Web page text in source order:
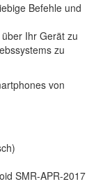
Befehle und
Ihr Gerät zu
zu
von
SMR-APR-2017